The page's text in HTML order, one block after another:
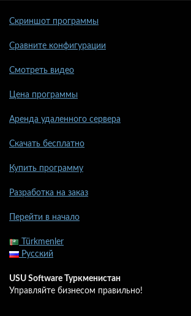
Скриншот программы
Сравните конфигурации
Смотреть видео
Цена программы
Аренда удаленного сервера
Скачать бесплатно
Купить программу
Разработка на заказ
Перейти в начало
Türkmenler
Русский
USU Software Туркменистан
Управляйте бизнесом правильно!